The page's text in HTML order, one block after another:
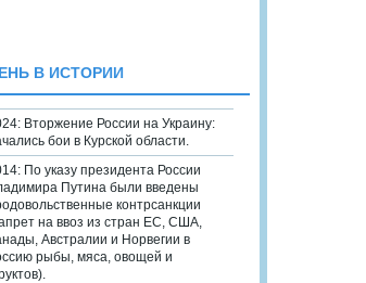
В ИСТОРИИ
Вторжение России на Украину:
бои в Курской области.
По указу президента России
Путина были введены
контрсанкции
на ввоз из стран ЕС, США,
Австралии и Норвегии в
рыбы, мяса, овощей и